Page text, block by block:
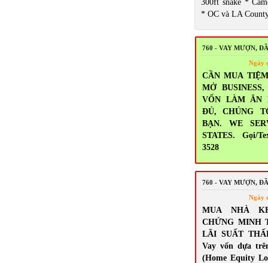
300ft snake *
* OC và LA
760 - VAY MƯỢN,
Ngày
CẦN MUA
MỞ
VỐN LÀM ĂN
ĐỦ, CHÚNG
BẠN. WE
STATES. Gọi/
3528
760 - VAY MƯỢN,
Ngày
MUA NHÀ
CHỨNG MINH
LÃI SUẤT
Vay vốn dựa
(Home Equity